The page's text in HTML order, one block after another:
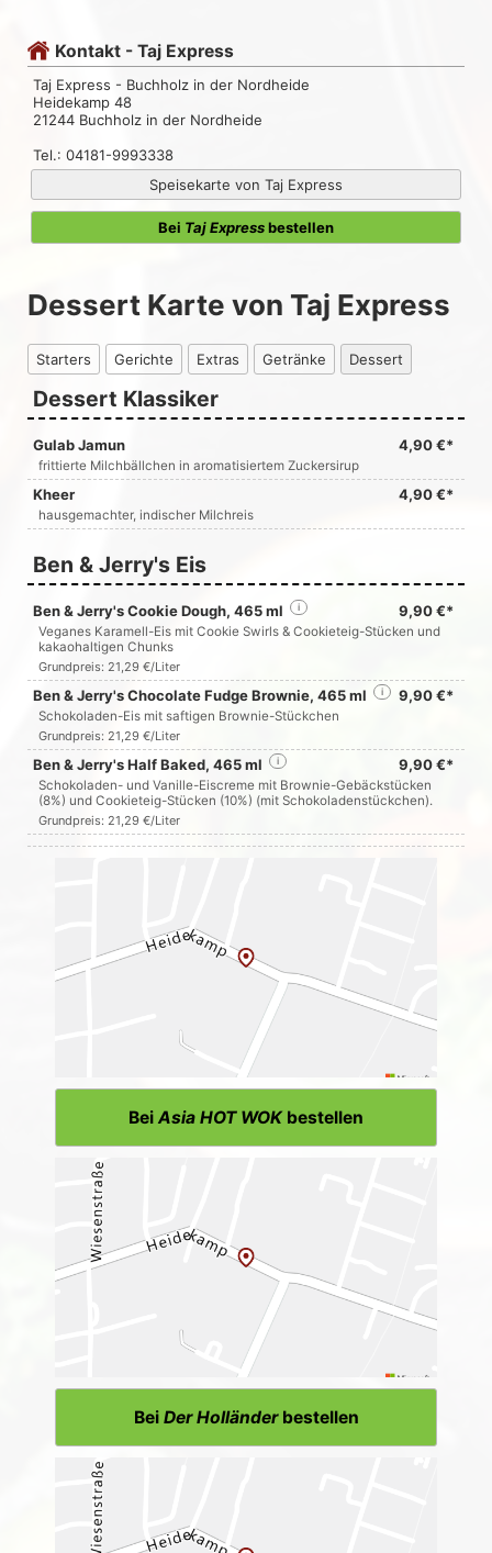
Kontakt - Taj Express
Taj Express - Buchholz in der Nordheide
Heidekamp 48
21244 Buchholz in der Nordheide
Tel.: 04181-9993338
Speisekarte von Taj Express
Bei Taj Expressbestellen
Dessert Karte von Taj Express
Starters Gerichte Extras Getränke Dessert
Dessert Klassiker
Gulab Jamun 4,90 €*
frittierte Milchbällchen in aromatisiertem Zuckersirup
Kheer 4,90 €*
hausgemachter, indischer Milchreis
Ben & Jerry's Eis
Ben & Jerry's Cookie Dough, 465 ml 9,90 €*
i
Veganes Karamell-Eis mit Cookie Swirls & Cookieteig-Stücken und
kakaohaltigen Chunks
Grundpreis: 21,29 €/Liter
Ben & Jerry's Chocolate Fudge Brownie, 465 ml 9,90 €*
i
Schokoladen-Eis mit saftigen Brownie-Stückchen
Grundpreis: 21,29 €/Liter
Ben & Jerry's Half Baked, 465 ml 9,90 €*
i
Schokoladen- und Vanille-Eiscreme mit Brownie-Gebäckstücken
(8%) und Cookieteig-Stücken (10%) (mit Schokoladenstückchen).
Grundpreis: 21,29 €/Liter
Bei Asia HOT WOKbestellen
Bei Der Holländerbestellen